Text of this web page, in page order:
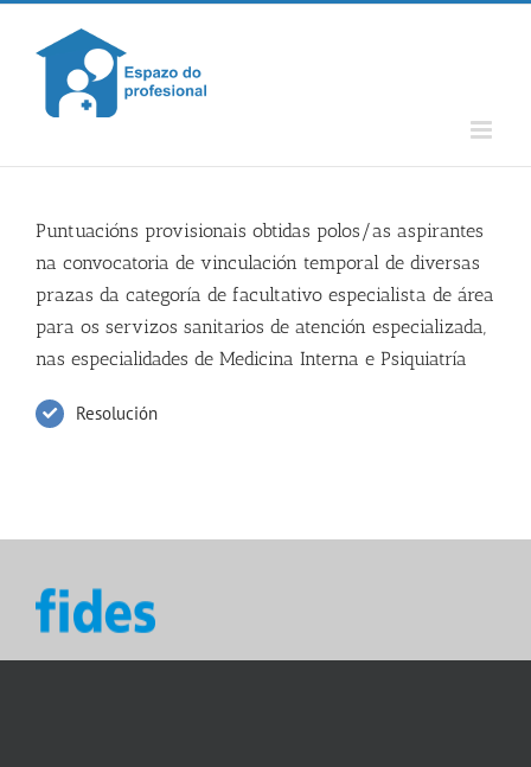
Skip
content
Puntuacións provisionais obtidas polos/as aspirantes
na convocatoria de vinculación temporal de diversas
prazas da categoría de facultativo especialista de área
para os servizos sanitarios de atención especializada,
nas especialidades de Medicina Interna e Psiquiatría
Resolución